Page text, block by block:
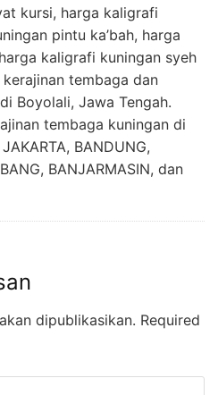
kursi, harga kaligrafi
pintu ka’bah, harga
kaligrafi kuningan syeh
tembaga dan
Boyolali, Jawa Tengah.
tembaga kuningan di
BANDUNG,
BANJARMASIN, dan
dipublikasikan. Required